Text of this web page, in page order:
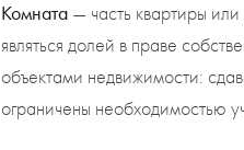
Комната — часть квартиры
являться долей в праве
объектами недвижимости:
ограничены необходимостью